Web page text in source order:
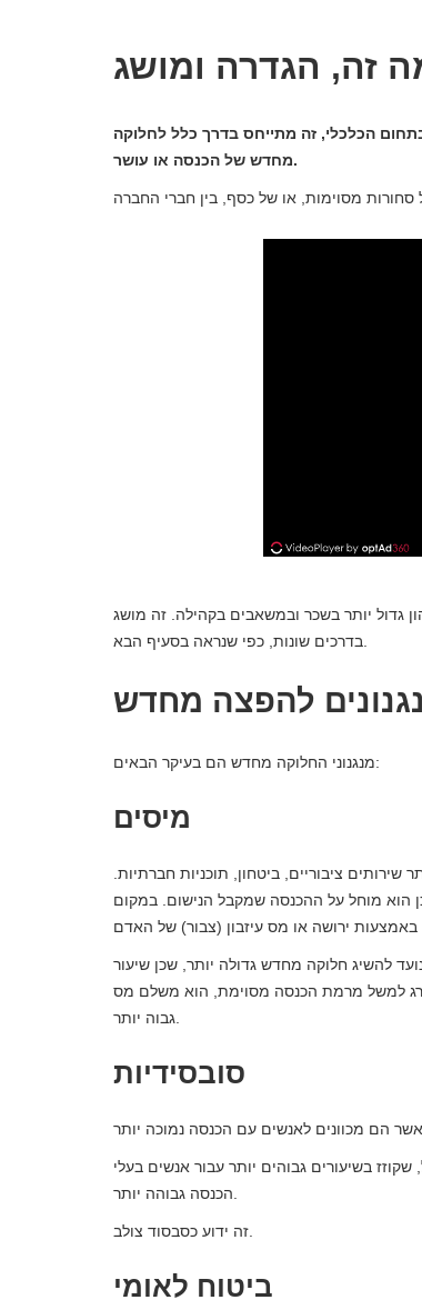
זה, הגדרה ומושג
הכלכלי, זה מתייחס בדרך כלל לחלוקה
מחדש של הכנסה או עושר.
גדול יותר בשכר ובמשאבים בקהילה. זה מושג
להפצה מחדש
מנגנוני החלוקה מחדש הם בעיקר הבאים:
מיסים
ציבוריים, ביטחון, תוכניות חברתיות.
הוא מוחל על ההכנסה שמקבל הנישום. במקום
להשיג חלוקה מחדש גדולה יותר, שכן שיעור
למשל מרמת הכנסה מסוימת, הוא משלם מס
סובסידיות
בשיעורים גבוהים יותר עבור אנשים בעלי
ביטוח לאומי